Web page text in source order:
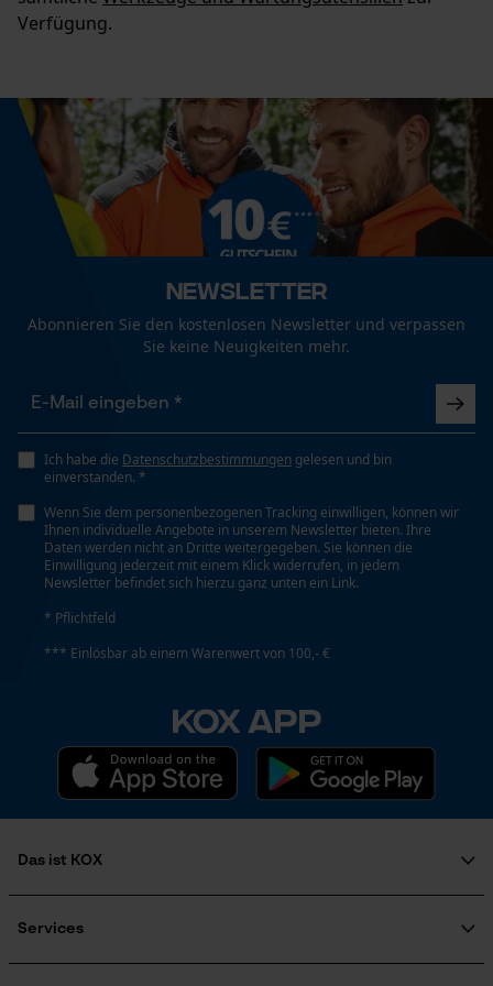
Verfügung.
Newsletter
Abonnieren Sie den kostenlosen Newsletter und verpassen
Sie keine Neuigkeiten mehr.
Ich habe die Datenschutzbestimmungen gelesen und bin
einverstanden. *
Wenn Sie dem personenbezogenen Tracking einwilligen, können wir
Ihnen individuelle Angebote in unserem Newsletter bieten. Ihre
Daten werden nicht an Dritte weitergegeben. Sie können die
Einwilligung jederzeit mit einem Klick widerrufen, in jedem
Newsletter befindet sich hierzu ganz unten ein Link.
* Pflichtfeld
*** Einlösbar ab einem Warenwert von 100,- €
KOX APP
Das ist KOX
Karriere
Services